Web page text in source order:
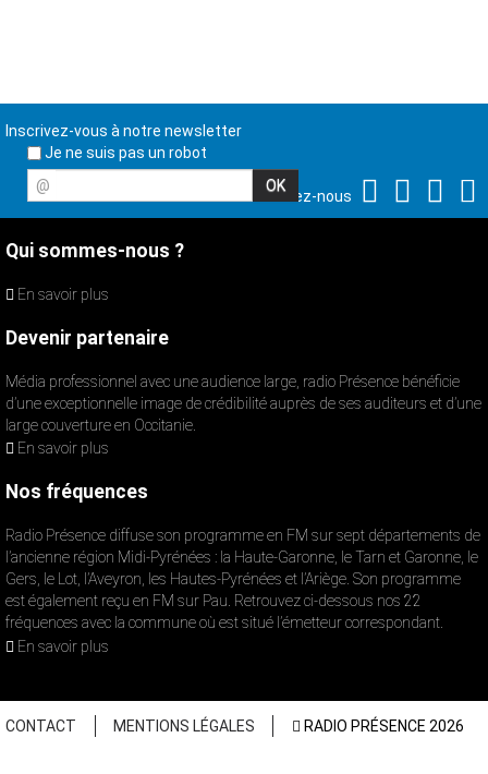
Inscrivez-vous à notre newsletter
Je ne suis pas un robot
@
Suivez-nous
Qui sommes-nous ?
En savoir plus
Devenir partenaire
Média professionnel avec une audience large, radio Présence bénéficie
d’une exceptionnelle image de crédibilité auprès de ses auditeurs et d’une
large couverture en Occitanie.
En savoir plus
Nos fréquences
Radio Présence diffuse son programme en FM sur sept départements de
l’ancienne région Midi-Pyrénées : la Haute-Garonne, le Tarn et Garonne, le
Gers, le Lot, l’Aveyron, les Hautes-Pyrénées et l’Ariège. Son programme
est également reçu en FM sur Pau. Retrouvez ci-dessous nos 22
fréquences avec la commune où est situé l’émetteur correspondant.
En savoir plus
CONTACT MENTIONS LÉGALES RADIO PRÉSENCE 2026